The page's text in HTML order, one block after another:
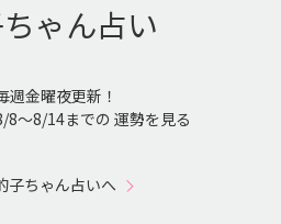
ゃん占い
週金曜夜更新！
8〜8/14までの 運勢を見る
子ちゃん占いへ